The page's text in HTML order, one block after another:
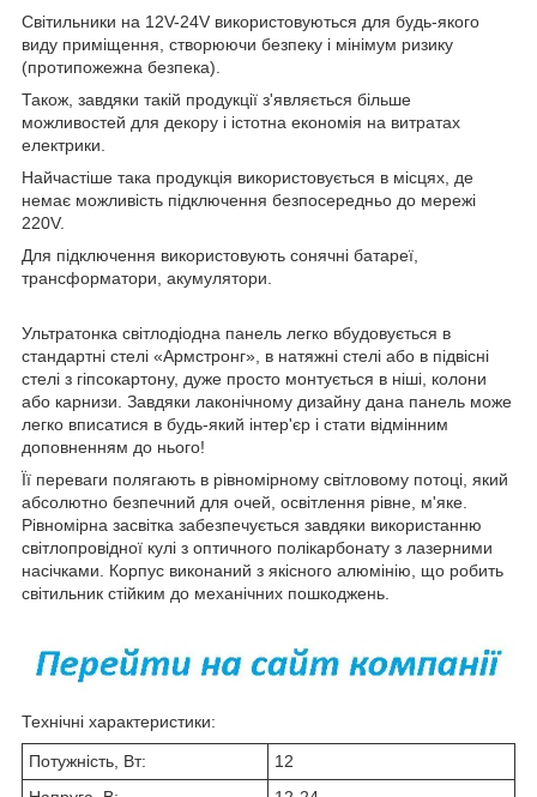
Світильники на 12V-24V використовуються для будь-якого
виду приміщення, створюючи безпеку і мінімум ризику
(протипожежна безпека).
Також, завдяки такій продукції з'являється більше
можливостей для декору і істотна економія на витратах
електрики.
Найчастіше така продукція використовується в місцях, де
немає можливість підключення безпосередньо до мережі
220V.
Для підключення використовують сонячні батареї,
трансформатори, акумулятори.
Ультратонка світлодіодна панель легко вбудовується в
стандартні стелі «Армстронг», в натяжні стелі або в підвісні
стелі з гіпсокартону, дуже просто монтується в ніші, колони
або карнизи. Завдяки лаконічному дизайну дана панель може
легко вписатися в будь-який інтер'єр і стати відмінним
доповненням до нього!
Її переваги полягають в рівномірному світловому потоці, який
абсолютно безпечний для очей, освітлення рівне, м'яке.
Рівномірна засвітка забезпечується завдяки використанню
світлопровідної кулі з оптичного полікарбонату з лазерними
насічками. Корпус виконаний з якісного алюмінію, що робить
світильник стійким до механічних пошкоджень.
Технічні характеристики:
Потужність, Вт:
12